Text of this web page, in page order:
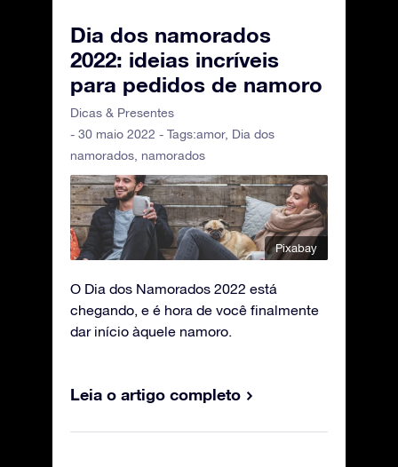
Dia dos namorados
2022: ideias incríveis
para pedidos de namoro
Dicas & Presentes
- 30 maio 2022 - Tags:amor, Dia dos
namorados namorados
Pixabay
O Dia dos Namorados 2022 está
chegando, e é hora de você finalmente
dar início àquele namoro.
Leia o artigo completo